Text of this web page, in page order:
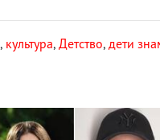
, культура, Детство, дети